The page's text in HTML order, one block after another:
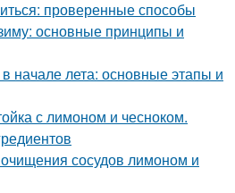
проверенные способы
основные принципы и
начале лета: основные этапы и
с лимоном и чесноком.
сосудов лимоном и